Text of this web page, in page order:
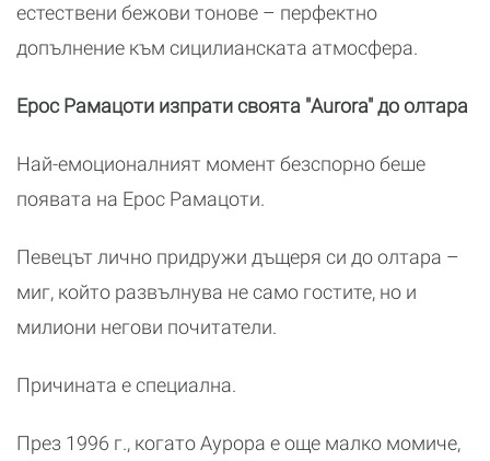
естествени бежови тонове – перфектно
допълнение към сицилианската атмосфера.
Ерос Рамацоти изпрати своята "Aurora" до олтара
Най-емоционалният момент безспорно беше
появата на Ерос Рамацоти.
Певецът лично придружи дъщеря си до олтара –
миг, който развълнува не само гостите, но и
милиони негови почитатели.
Причината е специална.
През 1996 г., когато Аурора е още малко момиче,